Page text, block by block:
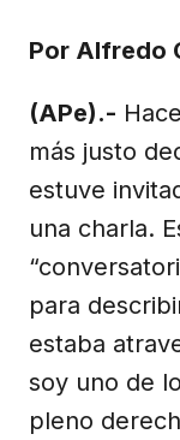
Por Alfredo
(APe).-
más justo
estuve
una charla.
para
estaba
soy uno de
pleno